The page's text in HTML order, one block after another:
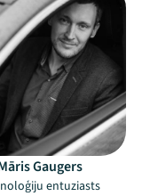
Gaugers
entuziasts